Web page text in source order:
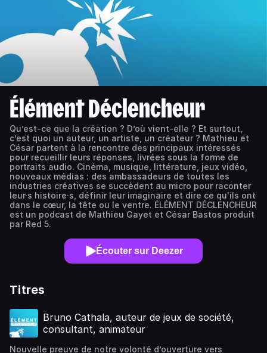
Élément Déclencheur
Qu’est-ce que la création ? D’où vient-elle ? Et surtout,
c’est quoi un auteur, un artiste, un créateur ? Mathieu et
César partent à la rencontre des principaux intéressés
pour recueillir leurs réponses, livrées sous la forme de
portraits audio. Cinéma, musique, littérature, jeux vidéo,
nouveaux médias : des ambassadeurs de toutes les
industries créatives se succèdent au micro pour raconter
leur·s histoire·s, définir leur imaginaire et dire ce qu'ils ont
dans le cœur, la tête ou le ventre. ÉLÉMENT DÉCLENCHEUR
est un podcast de Mathieu Gayet et César Bastos produit
par Red 5.
Écouter sur Deezer
Titres
Bruno Cathala, auteur de jeux de société,
consultant, animateur
Nouvelle preuve de notre volonté d’ouverture vers